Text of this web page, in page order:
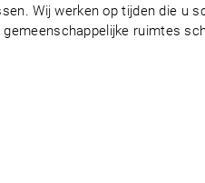
Wij werken op tijden die u
ruimtes